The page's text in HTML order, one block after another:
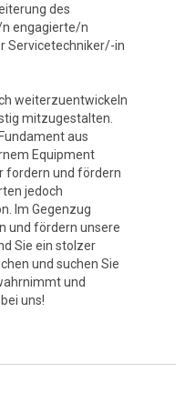
des
n engagierte/n
Servicetechniker/-in
weiterzuentwickeln
mitzugestalten.
aus
Equipment
fordern und fördern
jedoch
Im Gegenzug
und fördern unsere
Sie ein stolzer
und suchen Sie
und
uns!